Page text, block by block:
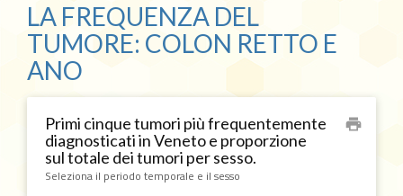
LA FREQUENZA DEL
TUMORE: COLON RETTO E
ANO
Primi cinque tumori più frequentemente
diagnosticati in Veneto e proporzione
sul totale dei tumori per sesso.
Seleziona il periodo temporale e il sesso
print